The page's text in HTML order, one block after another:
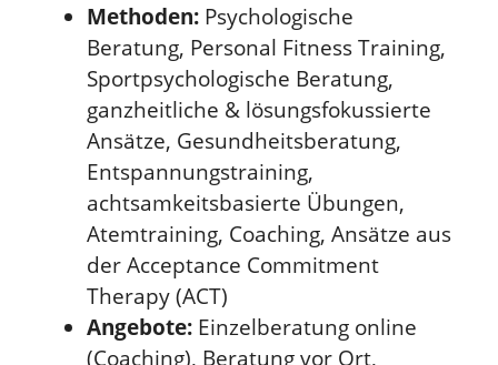
Methoden: Psychologische
Beratung, Personal Fitness Training,
Sportpsychologische Beratung,
ganzheitliche & lösungsfokussierte
Ansätze, Gesundheitsberatung,
Entspannungstraining,
achtsamkeitsbasierte Übungen,
Atemtraining, Coaching, Ansätze aus
der Acceptance Commitment
Therapy (ACT)
Angebote: Einzelberatung online
(Coaching), Beratung vor Ort,